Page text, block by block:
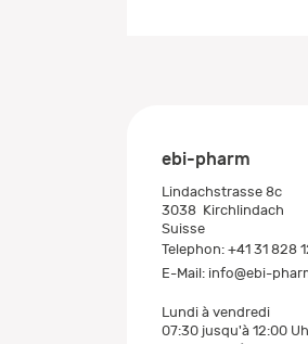
ebi-pharm
Lindachstrasse 8c
3038 Kirchlindach
Suisse
Telephon: +41 31 828
E-Mail: info@ebi-
Lundi à vendredi
07:30 jusqu'à 12:00